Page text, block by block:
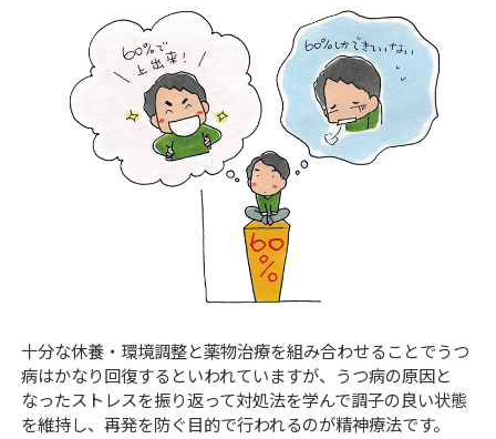
十分な休養・環境調整と薬物治療を組み合わせることでうつ
病はかなり回復するといわれていますが、うつ病の原因と
なったストレスを振り返って対処法を学んで調子の良い状態
を維持し、再発を防ぐ目的で行われるのが精神療法です。